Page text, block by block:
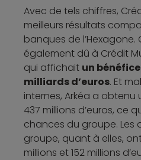
Avec de tels chiffres,
meilleurs résultats
banques de
également dû à Crédit
qui affichait un
milliards d’euros. Et
internes, Arkéa a
437 millions d’euros, ce
chances du groupe. Les
groupe, quant à elles,
millions et 152 millions